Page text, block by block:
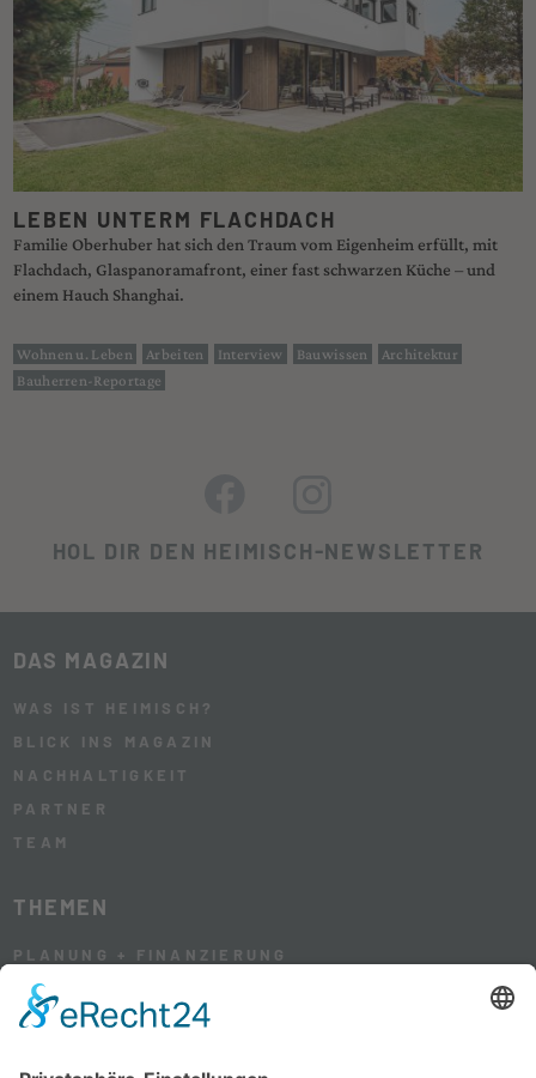
LEBEN UNTERM FLACHDACH
Familie Oberhuber hat sich den Traum vom Eigenheim erfüllt, mit
Flachdach, Glaspanoramafront, einer fast schwarzen Küche – und
einem Hauch Shanghai.
Wohnen u. Leben Arbeiten Interview Bauwissen
Architektur
Bauherren-Reportage
HOL DIR DEN HEIMISCH-NEWSLETTER
DAS MAGAZIN
WAS IST HEIMISCH?
BLICK INS MAGAZIN
NACHHALTIGKEIT
PARTNER
TEAM
THEMEN
PLANUNG + FINANZIERUNG
HAUS + GARTEN
WOHNEN + LEBEN